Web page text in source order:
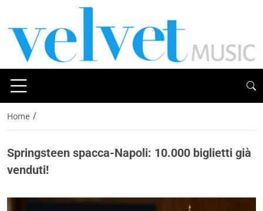
Home /
Springsteen spacca-Napoli: 10.000 biglietti già
venduti!